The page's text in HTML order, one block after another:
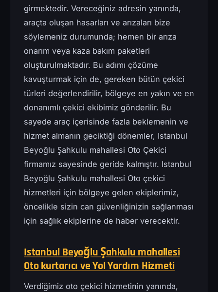
girmektedir. Vereceğiniz adresin yanında,
araçta oluşan hasarları ve arızaları bize
söylemeniz durumunda; hemen bir arıza
onarım veya kaza bakım paketleri
oluşturulmaktadır. Bu adımı çözüme
kavuşturmak için de, gereken bütün çekici
türleri değerlendirilir, bölgeye en yakın ve en
donanımlı çekici ekibimiz gönderilir. Bu
sayede araç içerisinde fazla beklemenin ve
hizmet almanın geciktiği dönemler, Istanbul
Beyoğlu Şahkulu mahallesi Oto Çekici
firmamız sayesinde geride kalmıştır. Istanbul
Beyoğlu Şahkulu mahallesi Oto çekici
hizmetleri için bölgeye gelen ekiplerimiz,
öncelikle sizin can güvenliğinizin sağlanması
için sağlık ekiplerine de haber verecektir.
Istanbul Beyoğlu Şahkulu mahallesi
Oto kurtarıcı ve Yol Yardım Hizmeti
Verdiğimiz oto çekici hizmetinin yanında,